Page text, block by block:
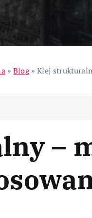
Przemysł
»Blog»Klej
–